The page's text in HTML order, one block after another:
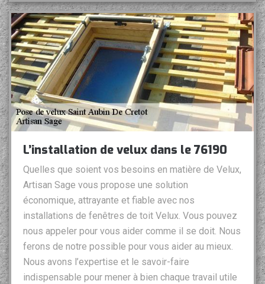
L’installation de velux dans le 76190
Quelles que soient vos besoins en matière de Velux,
Artisan Sage vous propose une solution
économique, attrayante et fiable avec nos
installations de fenêtres de toit Velux. Vous pouvez
nous appeler pour vous aider comme il se doit. Nous
ferons de notre possible pour vous aider au mieux.
Nous avons l’expertise et le savoir-faire
indispensable pour mener à bien chaque travail utile